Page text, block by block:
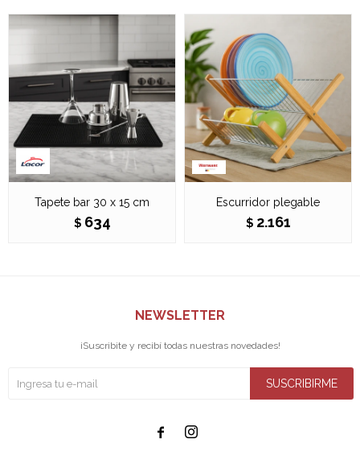
Tapete bar 30 x 15 cm
$ 634
Escurridor plegable
$ 2.161
NEWSLETTER
¡Suscribite y recibí todas nuestras novedades!
SUSCRIBIRME
 